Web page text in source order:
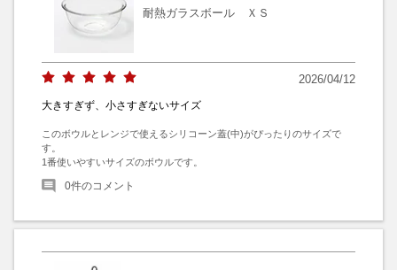
耐熱ガラスボール ＸＳ
2026/04/12
大きすぎず、小さすぎないサイズ
このボウルとレンジで使えるシリコーン蓋(中)がぴったりのサイズで
す。
1番使いやすいサイズのボウルです。
0件のコメント